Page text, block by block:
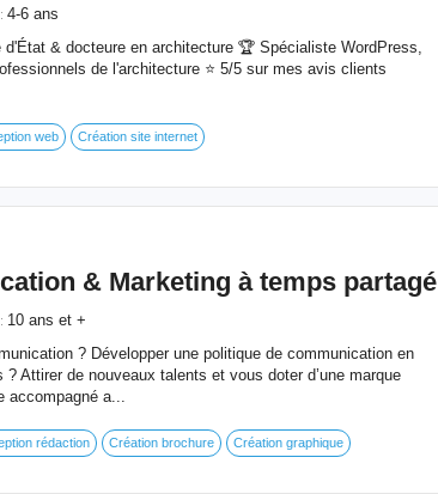
4-6 ans
& docteure en architecture 🏆 Spécialiste WordPress,
de l'architecture ⭐️ 5/5 sur mes avis clients
web Création site internet
& Marketing à temps partagé
10 ans et +
? Développer une politique de communication en
Attirer de nouveaux talents et vous doter d’une marque
accompagné a...
rédaction Création brochure Création graphique